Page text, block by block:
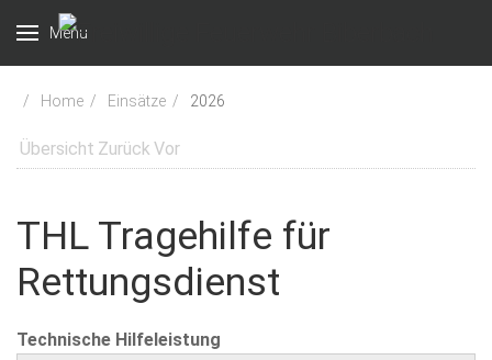
Menu
Home Einsätze 2026
Übersicht Zurück Vor
THL Tragehilfe für
Rettungsdienst
Technische Hilfeleistung